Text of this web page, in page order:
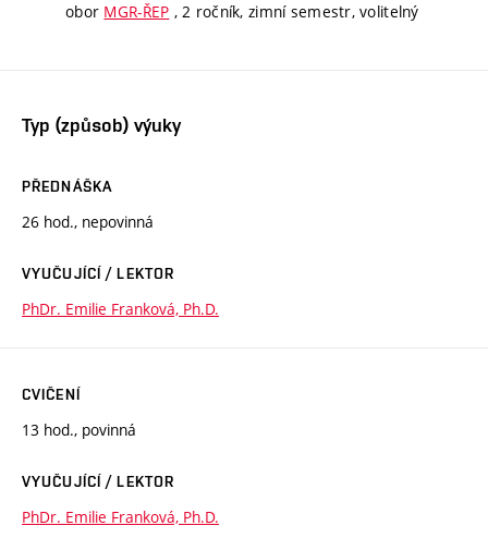
obor MGR-ŘEP , 2 ročník, zimní semestr, volitelný
Typ (způsob) výuky
PŘEDNÁŠKA
26 hod., nepovinná
VYUČUJÍCÍ / LEKTOR
PhDr. Emilie Franková, Ph.D.
CVIČENÍ
13 hod., povinná
VYUČUJÍCÍ / LEKTOR
PhDr. Emilie Franková, Ph.D.